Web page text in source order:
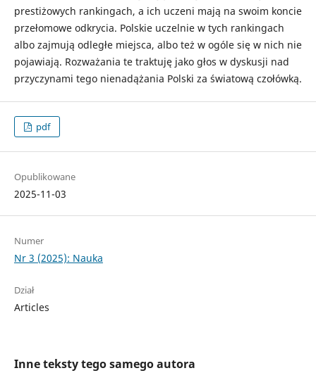
prestiżowych rankingach, a ich uczeni mają na swoim koncie
przełomowe odkrycia. Polskie uczelnie w tych rankingach
albo zajmują odległe miejsca, albo też w ogóle się w nich nie
pojawiają. Rozważania te traktuję jako głos w dyskusji nad
przyczynami tego nienadążania Polski za światową czołówką.
pdf
Opublikowane
2025-11-03
Numer
Nr 3 (2025): Nauka
Dział
Articles
Inne teksty tego samego autora